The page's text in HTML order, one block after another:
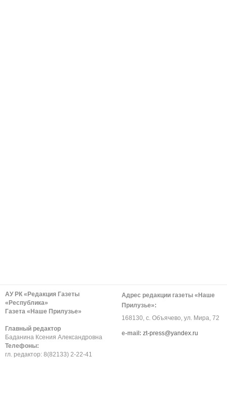
АУ РК «Редакция Газеты
«Республика»
Газета «Наше Прилузье»
Главный редактор
Баданина Ксения Александровна
Телефоны:
гл. редактор: 8(82133) 2-22-41
Адрес редакции газеты «Наше
Прилузье»:
168130, с. Объячево, ул. Мира, 72
е-mail: zt-press@yandex.ru